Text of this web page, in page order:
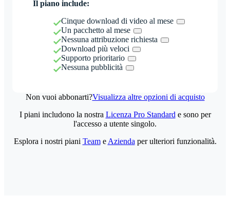
Il piano include:
Cinque download di video al mese
Un pacchetto al mese
Nessuna attribuzione richiesta
Download più veloci
Supporto prioritario
Nessuna pubblicità
Non vuoi abbonarti?Visualizza altre opzioni di acquisto
I piani includono la nostra Licenza Pro Standard e sono per
l'accesso a utente singolo.
Esplora i nostri piani Teame Azienda per ulteriori funzionalità.